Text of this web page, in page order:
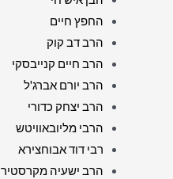
החפץ חיים
הרב דב קוק
הרב חיים קנייבסקי
הרב יורם אברג'ל
הרב יצחק כדורי
הרבי מליובאוויטש
רבי דוד אבוחצירא
הרב ישעיה מקרסטיר